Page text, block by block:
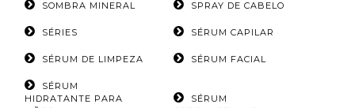
SOMBRA MINERAL SPRAY DE CABELO
SÉRIES SÉRUM CAPILAR
SÉRUM DE LIMPEZA SÉRUM FACIAL
SÉRUM
HIDRATANTE PARA
SÉRUM